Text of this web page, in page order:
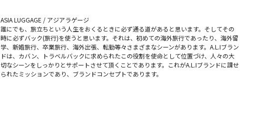
ASIA LUGGAGE / アジアラゲージ
誰にでも、旅立ちという人生をおくるときに必ず通る道があると思います。そしてその
時に必ずバック(旅行)を使うと思います。それは、初めての海外旅行であったり、海外留
学、新婚旅行、卒業旅行、海外出張、転勤等々さまざまなシーンがあります。A.L.Iブラン
ドは、カバン、トラベルバックに求められたこの役割を使命として位置づけ、人々の大
切なシーンをしっかりとサポートさせて頂くことであります。これがA.L.Iブランドに課せ
られたミッションであり、ブランドコンセプトであります。